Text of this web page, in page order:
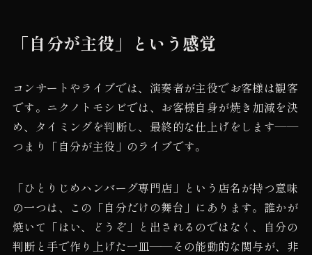
「自分が主役」という感覚
コンサートやライブでは、演奏者が主役でお客様は観客
です。ニクノトモシビでは、お客様自身が焼き加減を決
め、タイミングを判断し、最終的な仕上げをします——
つまり「自分が主役」のライブです。
「ひとりじめハンバーグ専門店」という店名が持つ意味
の一つは、この「自分だけの舞台」にあります。誰かが
焼いて「はい、どうぞ」と出されるのではなく、自分の
判断と手で作り上げた一皿——その能動的な関与が、非